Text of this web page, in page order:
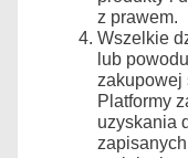
z prawem.
Wszelkie
lub
zakupowej
Platformy
uzyskania